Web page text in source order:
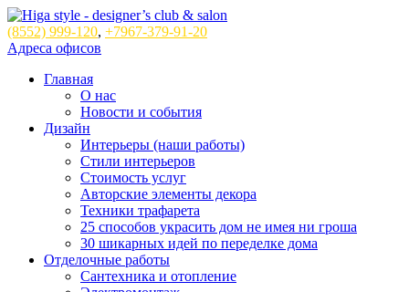
(8552) 999-120, +7967-379-91-20
Адреса офисов
Главная
О нас
Новости и события
Дизайн
Интерьеры (наши работы)
Стили интерьеров
Стоимость услуг
Авторские элементы декора
Техники трафарета
25 способов украсить дом не имея ни гроша
30 шикарных идей по переделке дома
Отделочные работы
Сантехника и отопление